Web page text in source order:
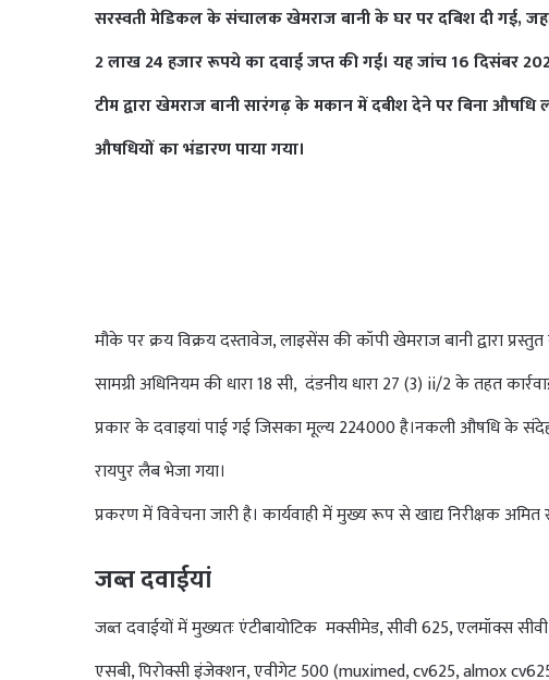
सरस्वती मेडिकल के संचालक खेमराज बानी के घर पर दबिश दी गई,
2 लाख 24 हजार रूपये का दवाई जप्त की गई। यह जांच 16 दिसंबर
टीम द्वारा खेमराज बानी सारंगढ़ के मकान में दबीश देने पर बिनाऔषधि
औषधियों का भंडारण पाया गया।
मौके पर क्रय विक्रय दस्तावेज, लाइसेंस की कॉपी खेमराज बानी द्वारा
सामग्री अधिनियम की धारा 18 सी, दंडनीय धारा 27 (3) ii/2 के तहत
प्रकार के दवाइयां पाई गई जिसका मूल्य 224000 है।नकली औषधि के
रायपुर लैब भेजा गया।
प्रकरण में विवेचना जारी है। कार्यवाही में मुख्य रूप से खाद्य निरीक्षक
जब्त दवाईयां
जब्त दवाईयों में मुख्यतः एंटीबायोटिक मक्सीमेड, सीवी 625, एलमॉक्स
एसबी, पिरोक्सी इंजेक्शन, एवीगेट 500 (muximed, cv625, almox